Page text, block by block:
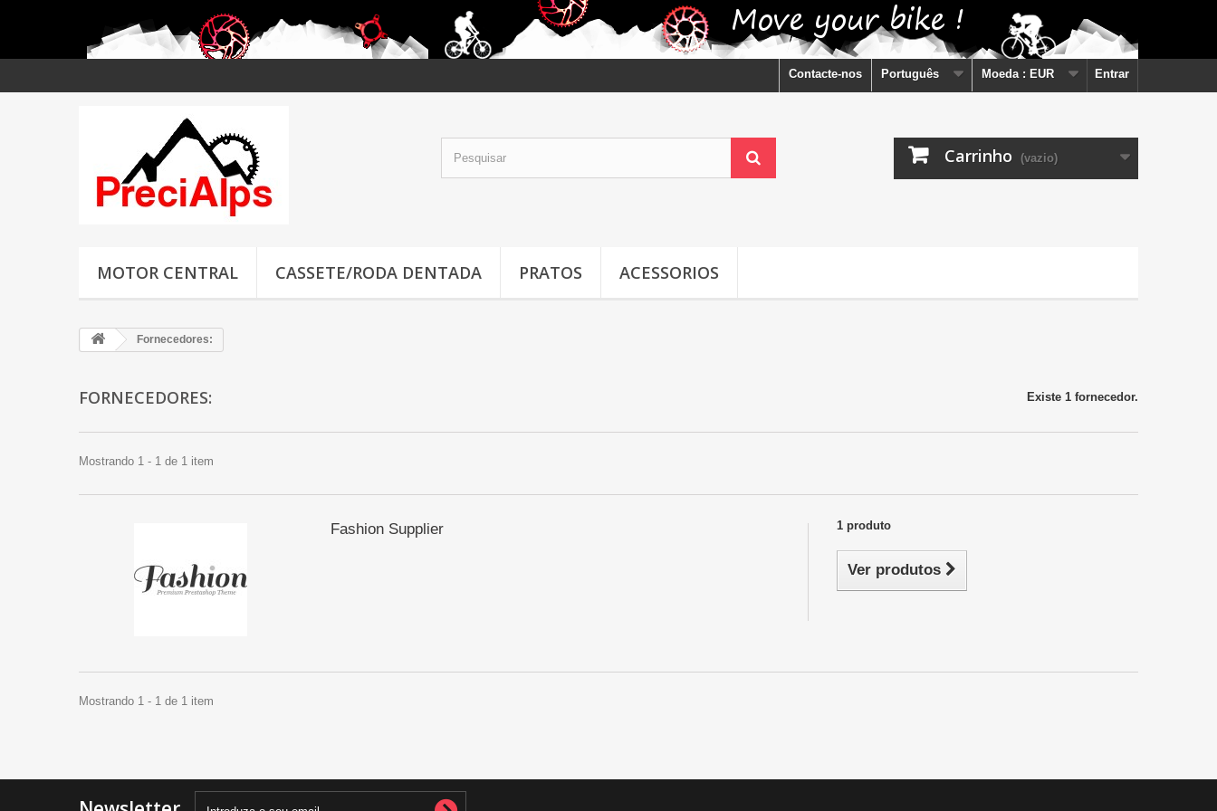
Entrar
Moeda : EUR
Português
Contacte-nos
Carrinho (vazio)
MOTOR CENTRAL CASSETE/RODA DENTADA PRATOS ACESSORIOS
Fornecedores:
FORNECEDORES: Existe 1 fornecedor.
Mostrando 1 - 1 de 1 item
Fashion Supplier 1 produto
Ver produtos
Mostrando 1 - 1 de 1 item